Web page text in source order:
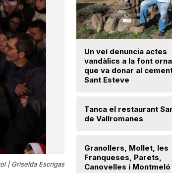
|Griselda Escrigas
Un veí denuncia actes
vandàlics a la font
que va donar al
Sant Esteve
Tanca el restaurant
de Vallromanes
Granollers, Mollet, les
Franqueses, Parets,
Canovelles i